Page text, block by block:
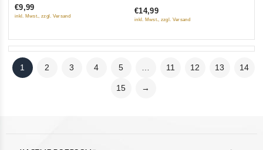
5
€9,99
inkl. Mwst., zzgl. Versand 5
(Подарочное издание)
€14,99
inkl. Mwst., zzgl. Versand
1 2 3 4 5 11 12 13 14
15 →